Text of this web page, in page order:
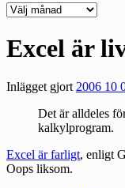
Deepedition
Excel är
Inlägget gjort2006 10
Det är alldeles
kalkylprogram.
Excel är farligt, enligt
Oops liksom.